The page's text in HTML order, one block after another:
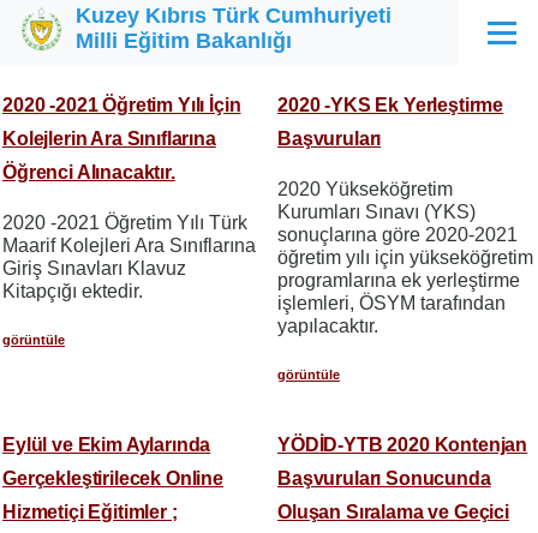
Ana içeriğe atla
Kuzey Kıbrıs Türk Cumhuriyeti
Milli Eğitim Bakanlığı
Menü
2020 -2021 Öğretim Yılı İçin
Kolejlerin Ara Sınıflarına
Öğrenci Alınacaktır.
2020 -2021 Öğretim Yılı Türk
Maarif Kolejleri Ara Sınıflarına
Giriş Sınavları Klavuz
Kitapçığı ektedir.
görüntüle
2020 -YKS Ek Yerleştirme
Başvuruları
2020 Yükseköğretim
Kurumları Sınavı (YKS)
sonuçlarına göre 2020-2021
öğretim yılı için yükseköğretim
programlarına ek yerleştirme
işlemleri, ÖSYM tarafından
yapılacaktır.
görüntüle
Eylül ve Ekim Aylarında
Gerçekleştirilecek Online
Hizmetiçi Eğitimler ;
YÖDİD-YTB 2020 Kontenjan
Başvuruları Sonucunda
Oluşan Sıralama ve Geçici